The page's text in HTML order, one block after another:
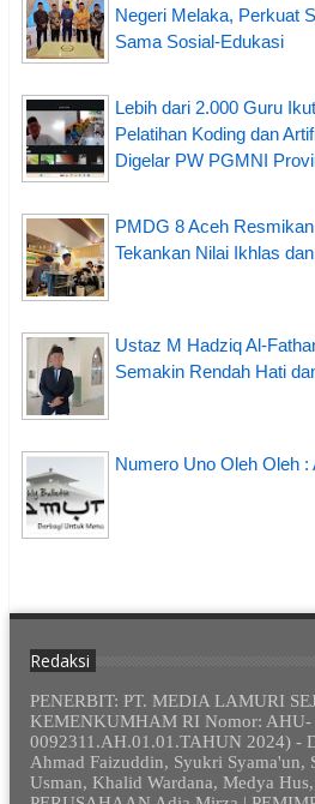
Negeri Melaka, Perkuat
Sama Sosial-Edukasi
Lebih dari 2.000 Guru
Pelatihan Koding dan
Digelar PW PGMNI
PMDG 8 Aceh
Tekankan Nilai Ikhlas
Ustaz M Hadziq Al-
Semakin Rendah Hati
Numero Uno Oleh Oleh
Redaksi
PENERBIT: PT. MEDIA LAMURI
KEMENKUMHAM RI Nomor: AHU-
0092311.AH.01.01.TAHUN 2024) -
Ahmad Faizuddin, Syukri
Usman, Khalid Wardana, Medya